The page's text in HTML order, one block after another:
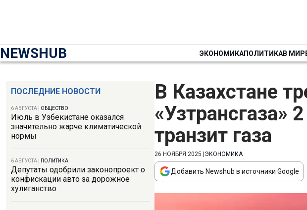
NEWSHUB ЭКОНОМИКАПОЛИТИКАВ
ПОСЛЕДНИЕ НОВОСТИ
6 АВГУСТА ОБЩЕСТВО
Июль в Узбекистане оказался
значительно жарче климатической
нормы
6 АВГУСТА ПОЛИТИКА
Депутаты одобрили законопроект о
конфискации авто за дорожное
хулиганство
В Казахстане
«Узтрансгаза»
транзит газа
26 НОЯБРЯ 2025 ЭКОНОМИКА
Добавить Newshub в источники Google